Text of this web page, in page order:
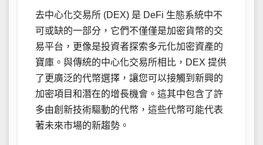
去中心化交易所 (DEX) 是 DeFi 生態系統中不
可或缺的一部分，它們不僅僅是加密貨幣的交
易平台，更像是投資者探索多元化加密資產的
寶庫。與傳統的中心化交易所相比，DEX 提供
了更廣泛的代幣選擇，讓您可以接觸到新興的
加密項目和潛在的增長機會。這其中包含了許
多由創新技術驅動的代幣，這些代幣可能代表
著未來市場的新趨勢。